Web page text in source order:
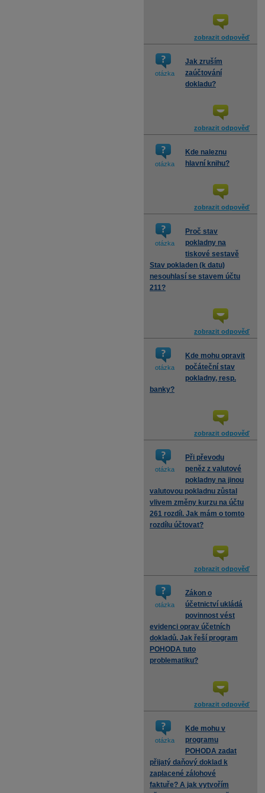
zobrazit odpověď
otázka
Jak zruším
zaúčtování
dokladu?
zobrazit odpověď
otázka
Kde naleznu
hlavní knihu?
zobrazit odpověď
otázka
Proč stav
pokladny na
tiskové sestavě
Stav pokladen (k datu)
nesouhlasí se stavem účtu
211?
zobrazit odpověď
otázka
Kde mohu opravit
počáteční stav
pokladny, resp.
banky?
zobrazit odpověď
otázka
Při převodu
peněz z valutové
pokladny na jinou
valutovou pokladnu zůstal
vlivem změny kurzu na účtu
261 rozdíl. Jak mám o tomto
rozdílu účtovat?
zobrazit odpověď
otázka
Zákon o
účetnictví ukládá
povinnost vést
evidenci oprav účetních
dokladů. Jak řeší program
POHODA tuto
problematiku?
zobrazit odpověď
otázka
Kde mohu v
programu
POHODA zadat
přijatý daňový doklad k
zaplacené zálohové
faktuře? A jak vytvořím